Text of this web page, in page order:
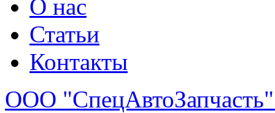
О нас
Статьи
Контакты
ООО